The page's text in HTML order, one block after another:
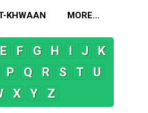
KHWAAN MORE…
E F G H I J
K
P Q R S T
U
X Y Z